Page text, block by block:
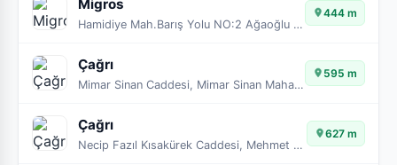
Migros
Hamidiye Mah.Barış Yolu NO:2 Ağaoğlu My Country
444 m
Çağrı
Mimar Sinan Caddesi, Mimar Sinan Mahallesi, Çekmeköy, İstanbul, Marmara Bölgesi, 34782, Türkiye
595 m
Çağrı
Necip Fazıl Kısakürek Caddesi, Mehmet Akif Mahallesi, Çekmeköy, İstanbul, Marmara Bölgesi, 34782, Türkiye
627 m